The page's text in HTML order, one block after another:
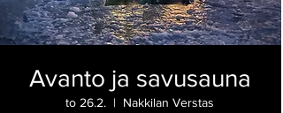
Avanto ja savusauna
to 26.2.
  |
Nakkilan Verstas